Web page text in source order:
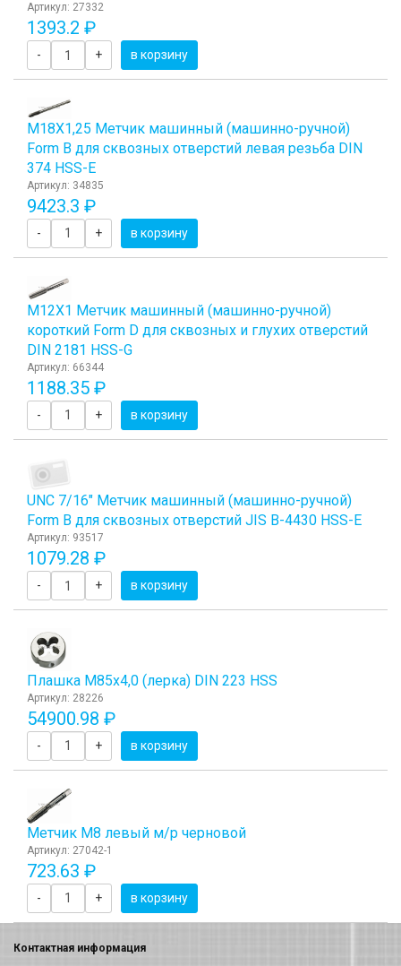
Артикул: 27332
1393.2 ₽
- + в корзину
М18Х1,25 Метчик машинный (машинно-ручной)
Form B для сквозных отверстий левая резьба DIN
374 HSS-E
Артикул: 34835
9423.3 ₽
- + в корзину
М12Х1 Метчик машинный (машинно-ручной)
короткий Form D для сквозных и глухих отверстий
DIN 2181 HSS-G
Артикул: 66344
1188.35 ₽
- + в корзину
UNC 7/16" Метчик машинный (машинно-ручной)
Form B для сквозных отверстий JIS B-4430 HSS-E
Артикул: 93517
1079.28 ₽
- + в корзину
Плашка М85x4,0 (лерка) DIN 223 HSS
Артикул: 28226
54900.98 ₽
- + в корзину
Метчик М8 левый м/р черновой
Артикул: 27042-1
723.63 ₽
- + в корзину
Контактная информация